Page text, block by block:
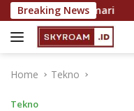
Skip
to
content
Breaking News
Digemari
Home Tekno
Tekno